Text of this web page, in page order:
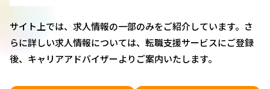
サイト上では、求人情報の一部のみをご紹介しています。さ
らに詳しい求人情報については、転職支援サービスにご登録
後、キャリアアドバイザーよりご案内いたします。